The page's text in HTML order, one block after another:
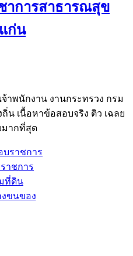
าการสาธารณสุข
ก่น
าพนักงาน งานกระทรวง กรม
น เนื้อหาข้อสอบจริง ติว เฉลย
ากที่สุด
ราชการ
าชการ
ที่ดิน
งขนของ